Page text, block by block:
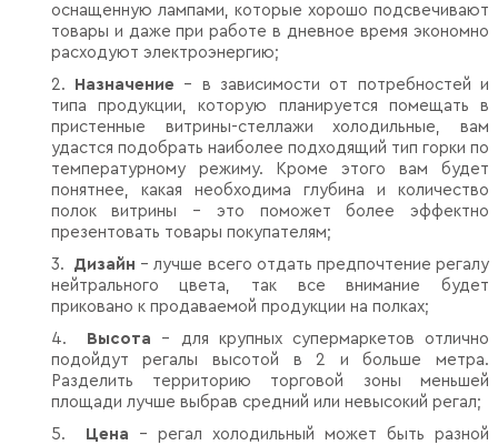
оснащенную лампами, которые хорошо подсвечивают
товары и даже при работе в дневное время экономно
расходуют электроэнергию;
2.
Назначение – в зависимости от потребностей и
типа продукции, которую планируется помещать в
пристенные витрины-стеллажи холодильные, вам
удастся подобрать наиболее подходящий тип горки по
температурному режиму. Кроме этого вам будет
понятнее, какая необходима глубина и количество
полок витрины – это поможет более эффектно
презентовать товары покупателям;
3.
Дизайн – лучше всего отдать предпочтение регалу
нейтрального цвета, так все внимание будет
приковано к продаваемой продукции на полках;
4.
Высота – для крупных супермаркетов отлично
подойдут регалы высотой в 2 и больше метра.
Разделить территорию торговой зоны меньшей
площади лучше выбрав средний или невысокий регал;
5.
Цена – регал холодильный может быть разной